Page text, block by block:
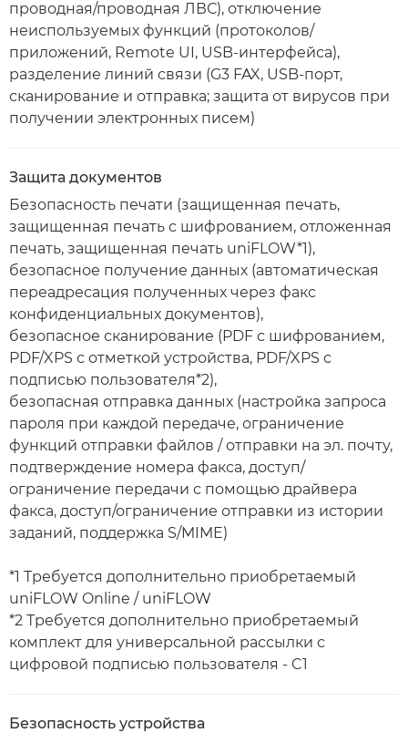
проводная/проводная ЛВС), отключение
неиспользуемых функций (протоколов/
приложений, Remote UI, USB-интерфейса),
разделение линий связи (G3 FAX, USB-порт,
сканирование и отправка; защита от вирусов при
получении электронных писем)
Защита документов
Безопасность печати (защищенная печать,
защищенная печать с шифрованием, отложенная
печать, защищенная печать uniFLOW*1),
безопасное получение данных (автоматическая
переадресация полученных через факс
конфиденциальных документов),
безопасное сканирование (PDF с шифрованием,
PDF/XPS с отметкой устройства, PDF/XPS с
подписью пользователя*2),
безопасная отправка данных (настройка запроса
пароля при каждой передаче, ограничение
функций отправки файлов / отправки на эл. почту,
подтверждение номера факса, доступ/
ограничение передачи с помощью драйвера
факса, доступ/ограничение отправки из истории
заданий, поддержка S/MIME)
*1 Требуется дополнительно приобретаемый
uniFLOW Online / uniFLOW
*2 Требуется дополнительно приобретаемый
комплект для универсальной рассылки с
цифровой подписью пользователя - C1
Безопасность устройства